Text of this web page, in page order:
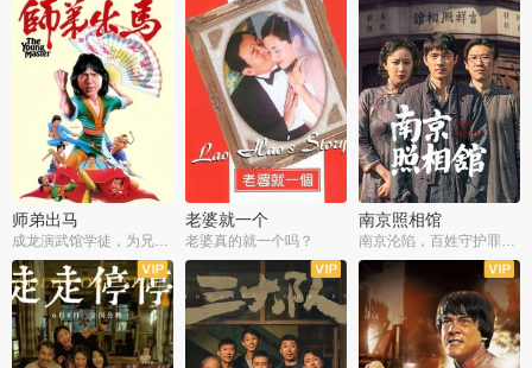
师弟出马
成龙演武馆学徒，为兄搏命战黑道
老婆就一个
老婆真的就一个吗？
南京照相馆
南京沦陷，百姓守护罪证底片